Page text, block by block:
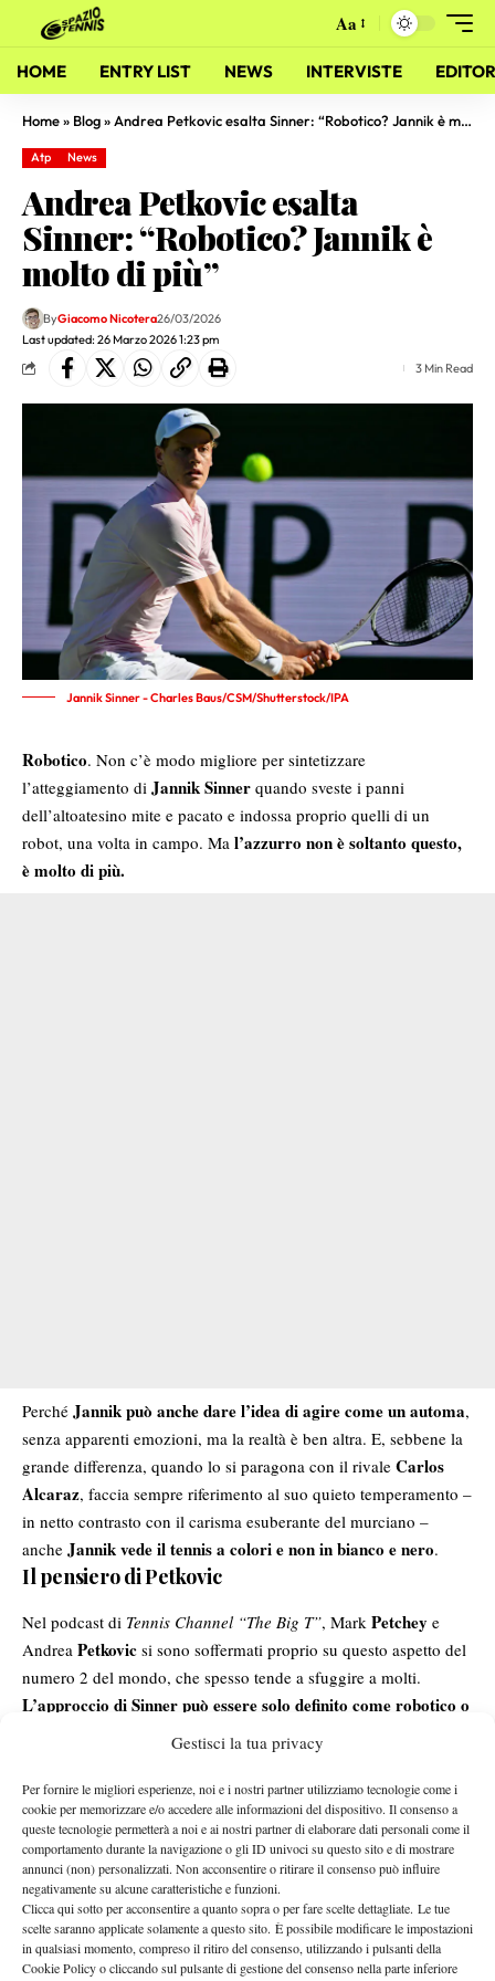
Gestisci la tua privacy
Per fornire le migliori esperienze, noi e i nostri partner utilizziamo tecnologie come i
cookie per memorizzare e/o accedere alle informazioni del dispositivo. Il consenso a
queste tecnologie permetterà a noi e ai nostri partner di elaborare dati personali come il
comportamento durante la navigazione o gli ID univoci su questo sito e di mostrare
annunci (non) personalizzati. Non acconsentire o ritirare il consenso può influire
negativamente su alcune caratteristiche e funzioni.
Clicca qui sotto per acconsentire a quanto sopra o per fare scelte dettagliate. Le tue
scelte saranno applicate solamente a questo sito. È possibile modificare le impostazioni
in qualsiasi momento, compreso il ritiro del consenso, utilizzando i pulsanti della
Cookie Policy o cliccando sul pulsante di gestione del consenso nella parte inferiore
Aa
HOME ENTRY LIST NEWS INTERVISTE
Home» Blog» Andrea Petkovic esalta Sinner: “Robotico? Jannik è molto di più”
Atp News
Andrea Petkovic esalta
Sinner: “Robotico? Jannik è
molto di più”
Last updated: 26 Marzo 2026 1:23 pm
ByGiacomo Nicotera26/03/2026
3 Min Read
Jannik Sinner - Charles Baus/CSM/Shutterstock/IPA
Robotico. Non c’è modo migliore per sintetizzare
l’atteggiamento di Jannik Sinner quando sveste i panni
dell’altoatesino mite e pacato e indossa proprio quelli di un
robot, una volta in campo. Ma l’azzurro non è soltanto questo,
è molto di più.
Perché Jannik può anche dare l’idea di agire come un automa,
senza apparenti emozioni, ma la realtà è ben altra. E, sebbene la
grande differenza, quando lo si paragona con il rivale Carlos
Alcaraz, faccia sempre riferimento al suo quieto temperamento –
in netto contrasto con il carisma esuberante del murciano –
anche Jannik vede il tennis a colori e non in bianco e nero.
Il pensiero di Petkovic
Nel podcast di Tennis Channel “The Big T”, Mark Petchey e
Andrea Petkovic si sono soffermati proprio su questo aspetto del
numero 2 del mondo, che spesso tende a sfuggire a molti.
L’approccio di Sinner può essere solo definito come robotico o
si può andare più a fondo?
L’ex numero 9 del mondo racconta un episodio avuto con il
campione azzurro durante un’intervista in tedesco, che ha messo
in luce una nuova versione del nativo di San Candido.“Ho avuto
il piacere di intervistare Jannik in tedesco, dove è fantastico. In
inglese è bravo, male lingue diverse tirano fuori aspetti
differenti della personalità; in tedesco è molto più divertente e
sciolto– rimembra la semifinalista del Roland Garros 2014 –.
Ricordo di averlo intervistato quando ha battutoBen Shelton